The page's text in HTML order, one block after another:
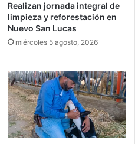
Realizan jornada integral de
limpieza y reforestación en
Nuevo San Lucas
miércoles 5 agosto, 2026